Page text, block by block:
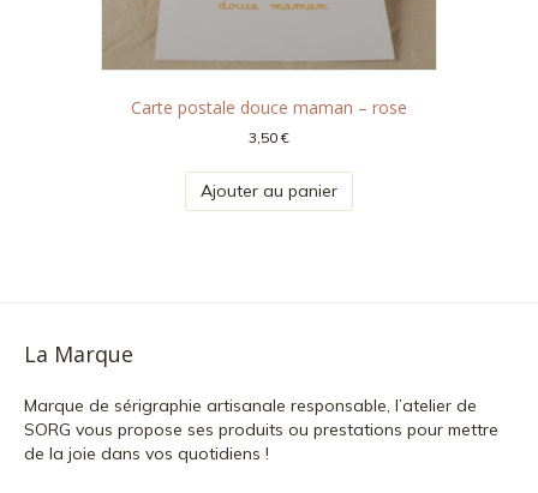
Carte postale douce maman – rose
3,50€
Ajouter au panier
La Marque
Marque de sérigraphie artisanale responsable, l’atelier de
SORG vous propose ses produits ou prestations pour mettre
de la joie dans vos quotidiens !